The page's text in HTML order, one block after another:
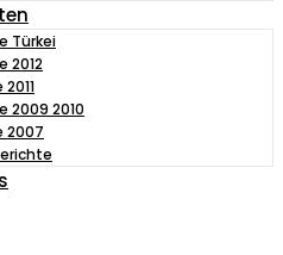
Türkei
2012
2009 2010
2007